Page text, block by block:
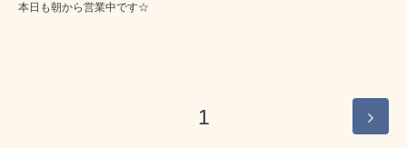
本日も朝から営業中です☆
1